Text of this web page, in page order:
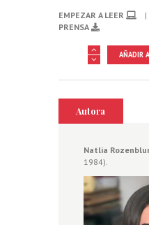
EMPEZAR A LEER
PRENSA
enfermos
AÑADIR
Autora
Natlia
1984).